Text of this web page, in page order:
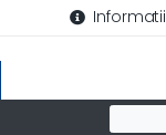
Informatii